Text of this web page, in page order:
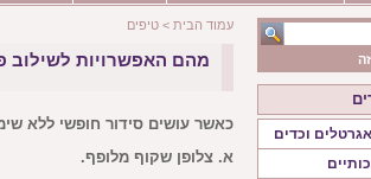
וכדים
עמוד הבית > טיפים
מהם האפשרויות לשילוב
כאשר עושים סידור חופשי ללא
א. צלופן שקוף מלופף.